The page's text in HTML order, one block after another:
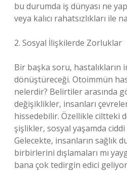
bu durumda iş dünyası ne
veya kalıcı rahatsızlıkları ile
2. Sosyal İlişkilerde Zorluklar
Bir başka soru, hastalıkların
dönüştüreceği. Otoimmün
nelerdir? Belirtiler arasında
değişiklikler, insanları
hissedebilir. Özellikle ciltteki
şişlikler, sosyal yaşamda
Gelecekte, insanların sağlık
birbirlerini dışlamaları mı
bana çok tedirgin edici